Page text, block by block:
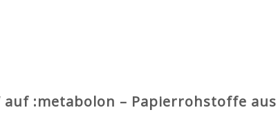
:metabolon – Papierrohstoffe